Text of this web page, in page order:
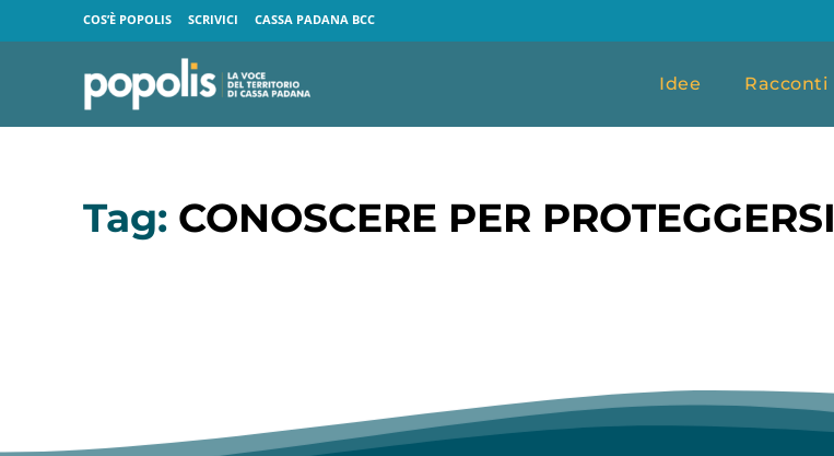
COS’È POPOLIS SCRIVICI CASSA PADANA BCC
Idee Racconti
Tag: CONOSCERE PER PROTEGGERSI